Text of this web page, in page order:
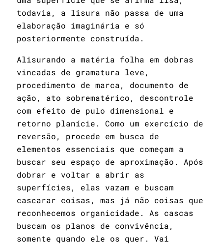
todavia, a lisura não passa de uma
elaboração imaginária e só
posteriormente construída.
Alisurando a matéria folha em dobras
vincadas de gramatura leve,
procedimento de marca, documento de
ação, ato sobrematérico, descontrole
com efeito de pulo dimensional e
retorno planície. Como um exercício de
reversão, procede em busca de
elementos essenciais que começam a
buscar seu espaço de aproximação. Após
dobrar e voltar a abrir as
superfícies, elas vazam e buscam
cascarar coisas, mas já não coisas que
reconhecemos organicidade. As cascas
buscam os planos de convivência,
somente quando ele os quer. Vai